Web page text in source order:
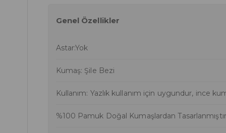
Genel Özellikler
Astar:Yok
Kumaş: Şile Bezi
Kullanım: Yazlık kullanım için uygundur, ince
%100 Pamuk Doğal Kumaşlardan